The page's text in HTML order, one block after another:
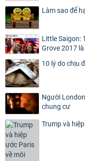
Làm sao để
Little Saigon:
Grove 2017
10 lý do chịu
Người
chung cư
Trump và